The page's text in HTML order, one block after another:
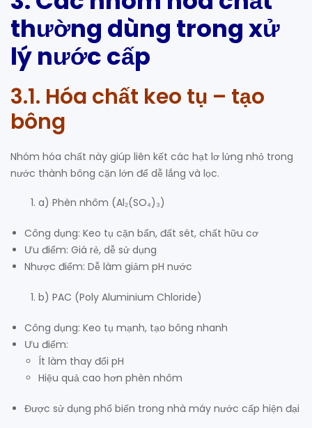
thường dùng trong xử
lý nước cấp
3.1. Hóa chất keo tụ – tạo
bông
Nhóm hóa chất này giúp liên kết các hạt lơ lửng nhỏ trong
nước thành bông cặn lớn để dễ lắng và lọc.
a) Phèn nhôm (Al₂(SO₄)₃)
Công dụng: Keo tụ cặn bẩn, đất sét, chất hữu cơ
Ưu điểm: Giá rẻ, dễ sử dụng
Nhược điểm: Dễ làm giảm pH nước
b) PAC (Poly Aluminium Chloride)
Công dụng: Keo tụ mạnh, tạo bông nhanh
Ưu điểm:
Ít làm thay đổi pH
Hiệu quả cao hơn phèn nhôm
Được sử dụng phổ biến trong nhà máy nước cấp hiện đại